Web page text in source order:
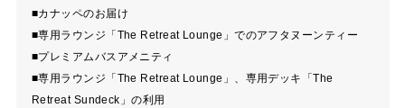
■カナッペのお届け
■専用ラウンジ「The Retreat Lounge」でのアフタヌーンティー
■プレミアムバスアメニティ
■専用ラウンジ「The Retreat Lounge」、専用デッキ「The
Retreat Sundeck」の利用